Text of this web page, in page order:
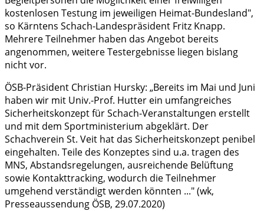
kostenlosen Testung im jeweiligen Heimat-Bundesland",
so Kärntens Schach-Landespräsident Fritz Knapp.
Mehrere Teilnehmer haben das Angebot bereits
angenommen, weitere Testergebnisse liegen bislang
nicht vor.
ÖSB-Präsident Christian Hursky: „Bereits im Mai und Juni
haben wir mit Univ.-Prof. Hutter ein umfangreiches
Sicherheitskonzept für Schach-Veranstaltungen erstellt
und mit dem Sportministerium abgeklärt. Der
Schachverein St. Veit hat das Sicherheitskonzept penibel
eingehalten. Teile des Konzeptes sind u.a. tragen des
MNS, Abstandsregelungen, ausreichende Belüftung
sowie Kontakttracking, wodurch die Teilnehmer
umgehend verständigt werden könnten ..." (wk,
Presseaussendung ÖSB, 29.07.2020)